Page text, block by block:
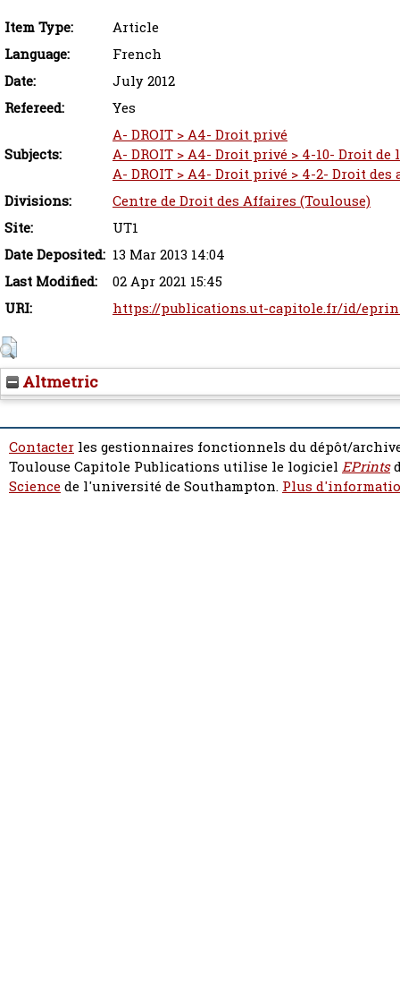
Item Type:
Article
Language:
French
Date:
July 2012
Refereed:
Yes
Subjects:
A- DROIT > A4- Droit privé
A- DROIT > A4- Droit privé > 4-10- Droit
A- DROIT > A4- Droit privé > 4-2- Droit
Divisions:
Centre de Droit des Affaires (Toulouse)
Site:
UT1
Date Deposited: 13 Mar 2013 14:04
Last Modified:
02 Apr 2021 15:45
URI:
https://publications.ut-capitole.fr/id/
Altmetric
Contacter les gestionnaires fonctionnels du dépôt/
Toulouse Capitole Publications utilise le logiciel EPrints
Sciencede l'université de Southampton. Plus